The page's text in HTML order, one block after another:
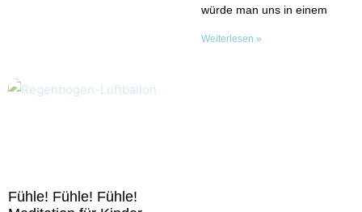
würde man uns in einem
Weiterlesen »
Fühle! Fühle! Fühle!